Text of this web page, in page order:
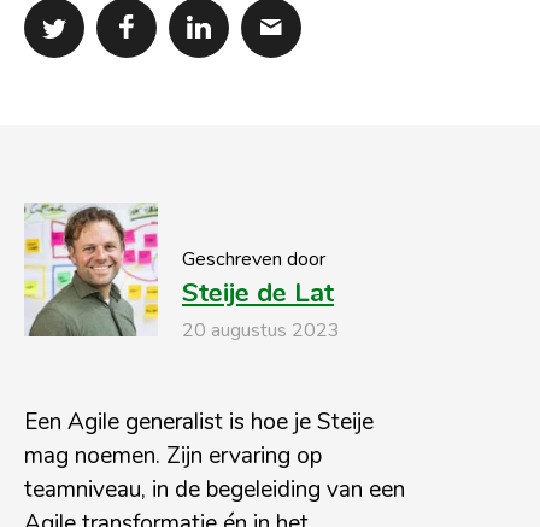
Geschreven door
Steije de Lat
20 augustus 2023
Een Agile generalist is hoe je Steije
mag noemen. Zijn ervaring op
teamniveau, in de begeleiding van een